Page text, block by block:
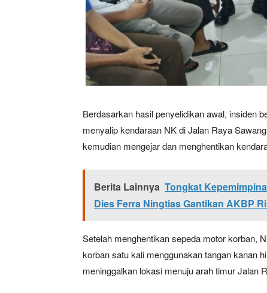
News
Berdasarkan hasil penyelidikan awal, insiden
menyalip kendaraan NK di Jalan Raya
kemudian mengejar dan menghentikan
Berita Lainnya Tongkat
Dies Ferra Ningtias Gantikan AKBP
Setelah menghentikan sepeda motor korban,
korban satu kali menggunakan tangan kanan
meninggalkan lokasi menuju arah timur Jalan